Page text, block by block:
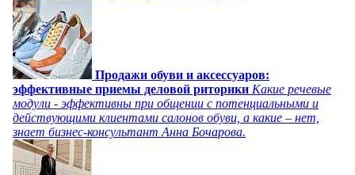
Продажи обуви и аксессуаров:
эффективные приемы деловой риторики Какие речевые
модули - эффективны при общении с потенциальными и
действующими клиентами салонов обуви, а какие – нет,
знает бизнес-консультант Анна Бочарова.